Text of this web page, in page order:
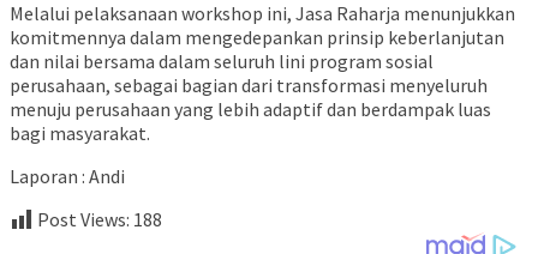
Melalui pelaksanaan workshop ini, Jasa Raharja menunjukkan
komitmennya dalam mengedepankan prinsip keberlanjutan
dan nilai bersama dalam seluruh lini program sosial
perusahaan, sebagai bagian dari transformasi menyeluruh
menuju perusahaan yang lebih adaptif dan berdampak luas
bagi masyarakat.
Laporan : Andi
Post Views: 188